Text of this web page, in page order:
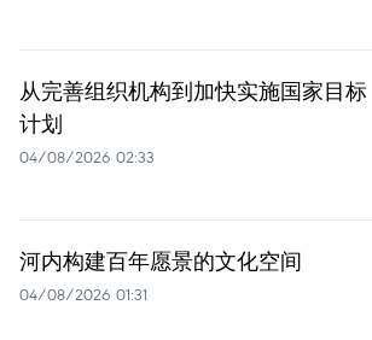
从完善组织机构到加快实施国家目标
计划
04/08/2026 02:33
河内构建百年愿景的文化空间
04/08/2026 01:31